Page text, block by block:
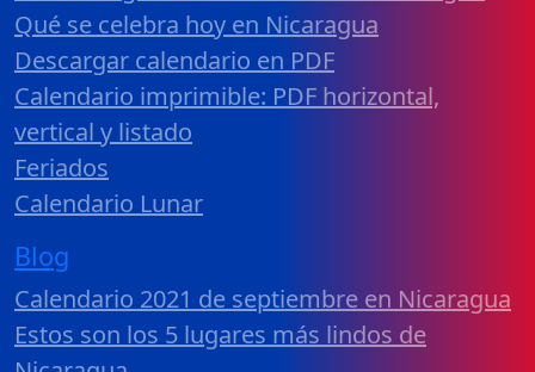
Qué se celebra hoy en Nicaragua
Descargar calendario en PDF
Calendario imprimible: PDF horizontal,
vertical y listado
Feriados
Calendario Lunar
Blog
Calendario 2021 de septiembre en Nicaragua
Estos son los 5 lugares más lindos de